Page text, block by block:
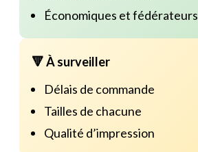
Économiques et fédérateurs
🔻 À surveiller
Délais de commande
Tailles de chacune
Qualité d’impression